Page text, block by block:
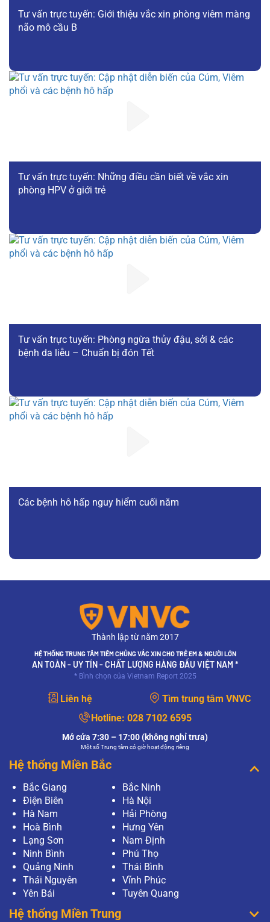
Tư vấn trực tuyến: Giới thiệu vắc xin phòng viêm màng
não mô cầu B
Tư vấn trực tuyến: Những điều cần biết về vắc xin
phòng HPV ở giới trẻ
Tư vấn trực tuyến: Phòng ngừa thủy đậu, sởi & các
bệnh da liễu – Chuẩn bị đón Tết
Các bệnh hô hấp nguy hiểm cuối năm
Thành lập từ năm 2017
HỆ THỐNG TRUNG TÂM TIÊM CHỦNG VẮC XIN CHO TRẺ EM & NGƯỜI LỚN
AN TOÀN - UY TÍN - CHẤT LƯỢNG HÀNG ĐẦU VIỆT NAM *
* Bình chọn của Vietnam Report 2025
Liên hệ
Tìm trung tâm VNVC
Hotline: 028 7102 6595
Mở cửa 7:30 – 17:00 (không nghỉ trưa)
Một số Trung tâm có giờ hoạt động riêng
Hệ thống Miền Bắc
Bắc Giang
Bắc Ninh
Điện Biên
Hà Nội
Hà Nam
Hải Phòng
Hoà Bình
Hưng Yên
Lạng Sơn
Nam Định
Ninh Bình
Phú Thọ
Quảng Ninh
Thái Bình
Thái Nguyên
Vĩnh Phúc
Yên Bái
Tuyên Quang
Hệ thống Miền Trung